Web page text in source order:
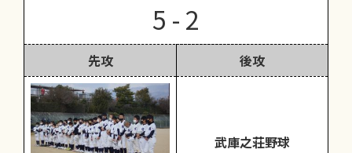
5 - 2
先攻 後攻
武庫之荘野球